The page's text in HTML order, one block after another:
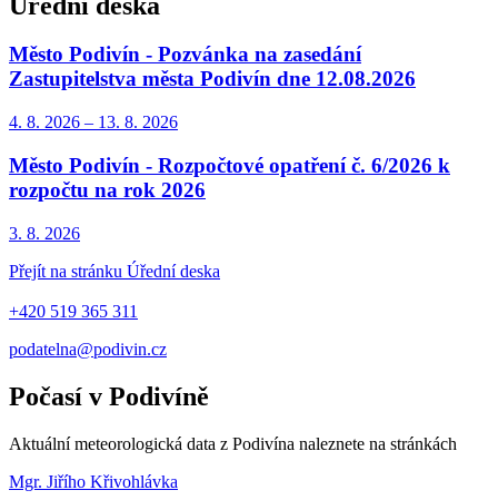
Město Podivín - Pozvánka na zasedání
Zastupitelstva města Podivín dne 12.08.2026
4. 8. 2026 – 13. 8. 2026
Město Podivín - Rozpočtové opatření č. 6/2026 k
rozpočtu na rok 2026
3. 8. 2026
Přejít na stránku Úřední deska
+420 519 365 311
podatelna@podivin.cz
Počasí v Podivíně
Aktuální meteorologická data z Podivína naleznete na stránkách
Mgr. Jiřího Křivohlávka